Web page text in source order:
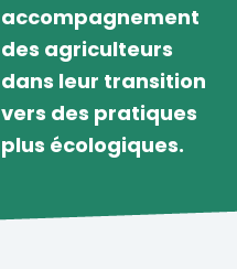
accompagnement
des agriculteurs
dans leur transition
vers des pratiques
plus écologiques.